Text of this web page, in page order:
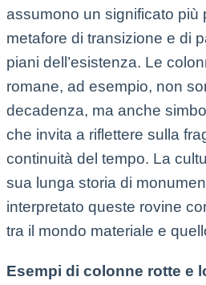
assumono un significato più
metafore di transizione e di
piani dell’esistenza. Le
romane, ad esempio, non
decadenza, ma anche
che invita a riflettere sulla
continuità del tempo. La
sua lunga storia di
interpretato queste rovine
tra il mondo materiale e
Esempi di colonne rotte e